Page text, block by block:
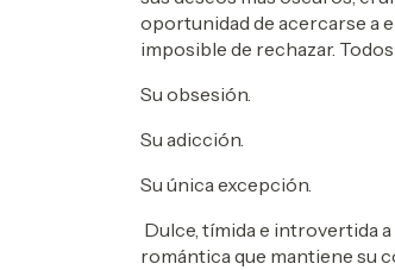
oportunidad de acercarse a
imposible de rechazar.
Su obsesión.
Su adicción.
Su única excepción.
Dulce, tímida e introvertida
romántica que mantiene su